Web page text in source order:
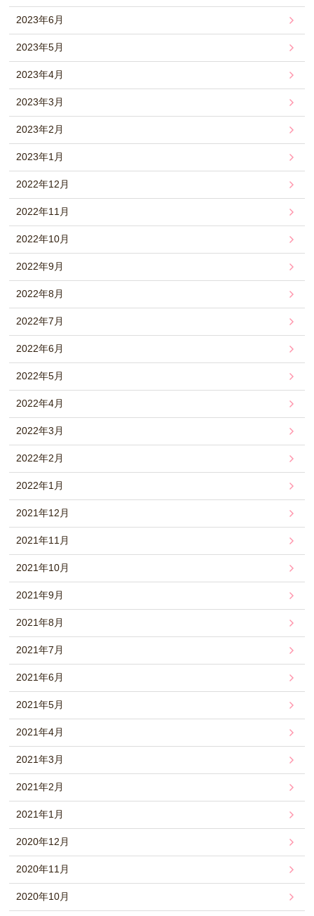
2023年6月
2023年5月
2023年4月
2023年3月
2023年2月
2023年1月
2022年12月
2022年11月
2022年10月
2022年9月
2022年8月
2022年7月
2022年6月
2022年5月
2022年4月
2022年3月
2022年2月
2022年1月
2021年12月
2021年11月
2021年10月
2021年9月
2021年8月
2021年7月
2021年6月
2021年5月
2021年4月
2021年3月
2021年2月
2021年1月
2020年12月
2020年11月
2020年10月